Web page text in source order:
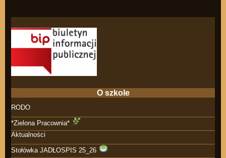
O szkole
RODO
*Zielona Pracownia*
Aktualności
Stołówka JADŁOSPIS 25_26